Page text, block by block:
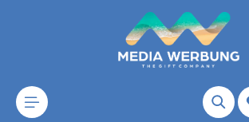
Zum Hauptinhalt springen